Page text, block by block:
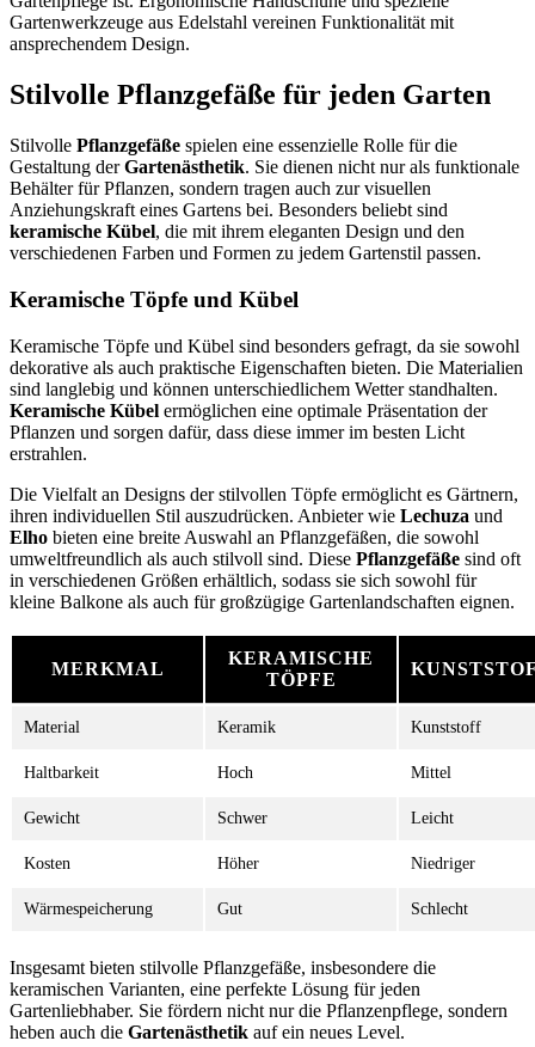
Gartenwerkzeuge aus Edelstahl vereinen Funktionalität mit
ansprechendem Design.
Stilvolle Pflanzgefäße für jeden Garten
Stilvolle Pflanzgefäße spielen eine essenzielle Rolle für die
Gestaltung derGartenästhetik. Sie dienen nicht nur als funktionale
Behälter für Pflanzen, sondern tragen auch zur visuellen
Anziehungskraft eines Gartens bei. Besonders beliebt sind
keramische Kübel, die mit ihrem eleganten Design und den
verschiedenen Farben und Formen zu jedem Gartenstil passen.
Keramische Töpfe und Kübel
Keramische Töpfe und Kübel sind besonders gefragt, da sie sowohl
dekorative als auch praktische Eigenschaften bieten. Die Materialien
sind langlebig und können unterschiedlichem Wetter standhalten.
Keramische Kübel ermöglichen eine optimale Präsentation der
Pflanzen und sorgen dafür, dass diese immer im besten Licht
erstrahlen.
Die Vielfalt an Designs der stilvollen Töpfe ermöglicht es Gärtnern,
ihren individuellen Stil auszudrücken. Anbieter wie Lechuza und
Elho bieten eine breite Auswahl an Pflanzgefäßen, die sowohl
umweltfreundlich als auch stilvoll sind. Diese Pflanzgefäße sind oft
in verschiedenen Größen erhältlich, sodass sie sich sowohl für
kleine Balkone als auch für großzügige Gartenlandschaften eignen.
MERKMAL
KERAMISCHE
TÖPFE
Material Keramik Kunststoff
Haltbarkeit Hoch Mittel
Gewicht Schwer Leicht
Kosten Höher Niedriger
Wärmespeicherung Gut Schlecht
Insgesamt bieten stilvolle Pflanzgefäße, insbesondere die
keramischen Varianten, eine perfekte Lösung für jeden
Gartenliebhaber. Sie fördern nicht nur die Pflanzenpflege, sondern
heben auch die Gartenästhetik auf ein neues Level.